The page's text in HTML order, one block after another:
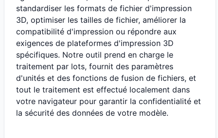
standardiser les formats de fichier d'impression
3D, optimiser les tailles de fichier, améliorer la
compatibilité d'impression ou répondre aux
exigences de plateformes d'impression 3D
spécifiques. Notre outil prend en charge le
traitement par lots, fournit des paramètres
d'unités et des fonctions de fusion de fichiers, et
tout le traitement est effectué localement dans
votre navigateur pour garantir la confidentialité et
la sécurité des données de votre modèle.